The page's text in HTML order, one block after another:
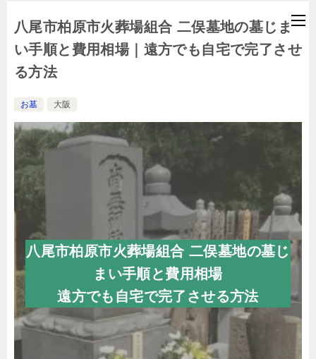
八尾市柏原市火葬場組合 二俣墓地の墓じま
い手順と費用相場｜遠方でも自宅で完了させ
る方法
お墓 大阪
八尾市柏原市火葬場組合 二俣墓地の墓じ
まい手順と費用相場
遠方でも自宅で完了させる方法